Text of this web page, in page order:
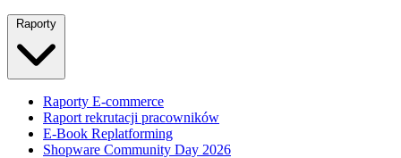
Raporty
Raporty E-commerce
Raport rekrutacji pracowników
E-Book Replatforming
Shopware Community Day 2026